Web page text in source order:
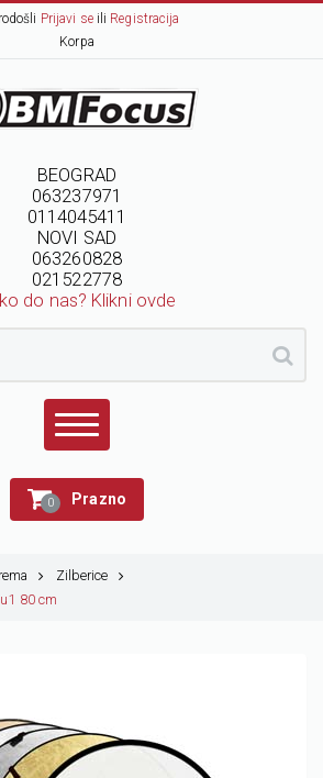
Prijavi seili Registracija
Korpa
BEOGRAD
063237971
0114045411
NOVI SAD
063260828
021522778
do nas? Klikni ovde
0 Prazno
Zilberice
80 cm